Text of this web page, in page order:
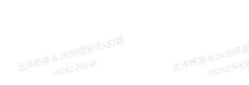
北
洋
维
基
＆
2
0
2
6
级
新
生
Q
Q
群
1
0
2
8
2
2
6
8
3
8